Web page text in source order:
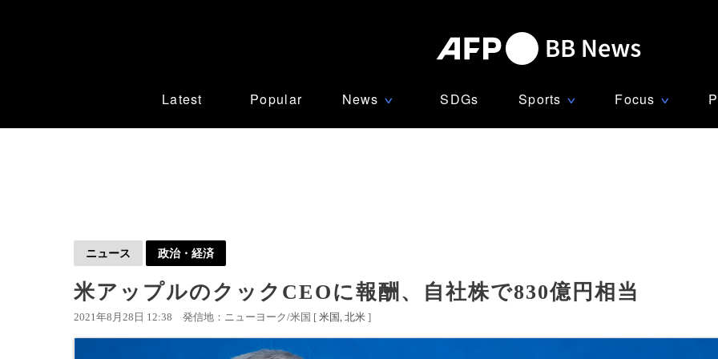
Latest Popular News ∨ SDGs Sports ∨ Focus ∨
ニュース 政治・経済
米アップルのクックCEOに報酬、自社株で830億円相当
2021年8月28日 12:38 発信地：ニューヨーク/米国 [ 米国 北米 ]